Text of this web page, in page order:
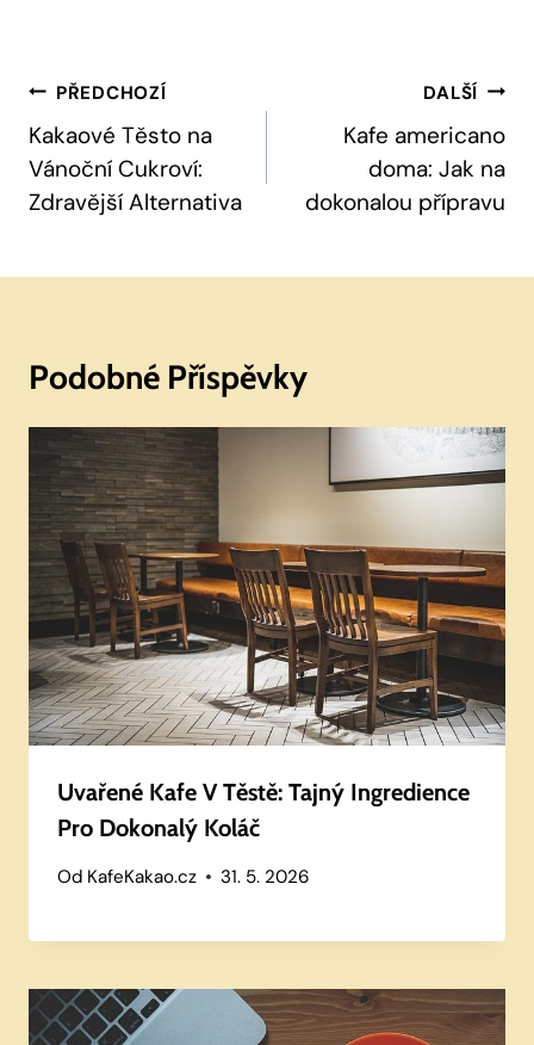
Navigace
Pro
Příspěvek
PŘEDCHOZÍ
Kakaové Těsto na
Vánoční Cukroví:
Zdravější Alternativa
DALŠÍ
Kafe americano
doma: Jak na
dokonalou přípravu
Podobné Příspěvky
Uvařené Kafe V Těstě: Tajný Ingredience
Pro Dokonalý Koláč
Od KafeKakao.cz 31. 5. 2026